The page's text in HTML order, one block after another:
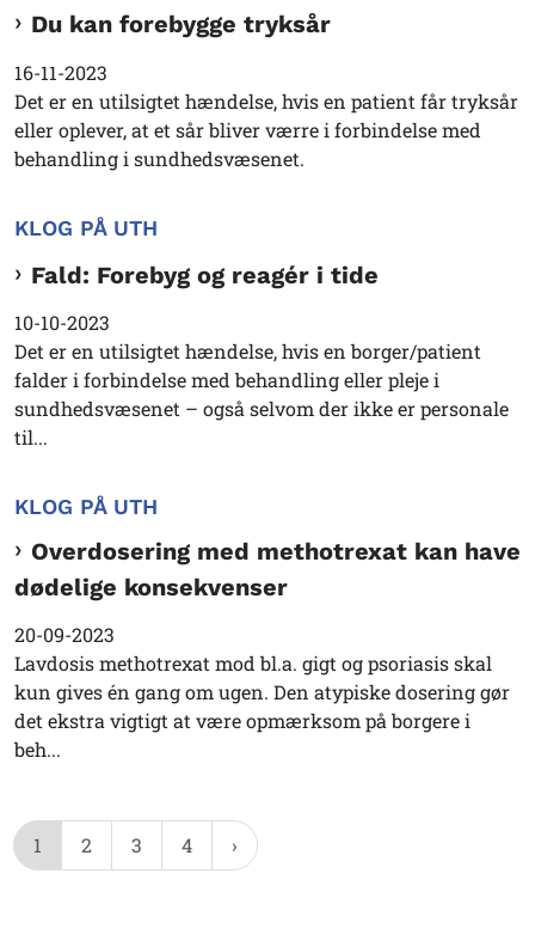
Du kan forebygge tryksår
16-11-2023
Det er en utilsigtet hændelse, hvis en patient får tryksår
eller oplever, at et sår bliver værre i forbindelse med
behandling i sundhedsvæsenet.
KLOG PÅ UTH
Fald: Forebyg og reagér i tide
10-10-2023
Det er en utilsigtet hændelse, hvis en borger/patient
falder i forbindelse med behandling eller pleje i
sundhedsvæsenet – også selvom der ikke er personale
til...
KLOG PÅ UTH
Overdosering med methotrexat kan have
dødelige konsekvenser
20-09-2023
Lavdosis methotrexat mod bl.a. gigt og psoriasis skal
kun gives én gang om ugen. Den atypiske dosering gør
det ekstra vigtigt at være opmærksom på borgere i
beh...
1 2 3 4